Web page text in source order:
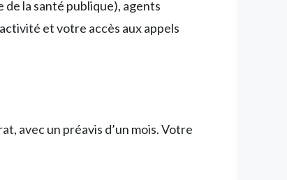
de la santé publique), agents
et votre accès aux appels
avec un préavis d’un mois. Votre